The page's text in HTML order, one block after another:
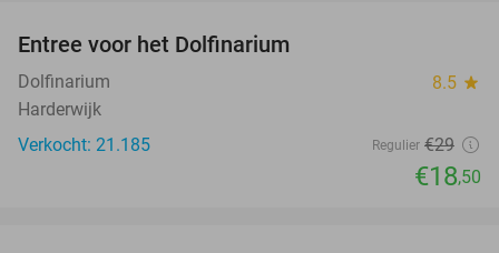
Entree voor het Dolfinarium
Dolfinarium 8.5 star
Harderwijk
Verkocht: 21.185
Regulier €29
€18,50